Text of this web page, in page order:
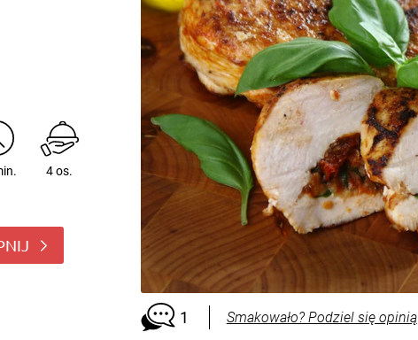
4 os.
1 Smakowało? Podziel się opinią